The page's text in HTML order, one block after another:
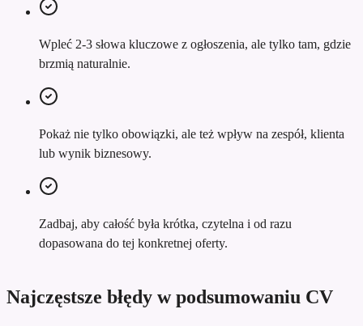
Wpleć 2-3 słowa kluczowe z ogłoszenia, ale tylko tam, gdzie
brzmią naturalnie.
Pokaż nie tylko obowiązki, ale też wpływ na zespół, klienta
lub wynik biznesowy.
Zadbaj, aby całość była krótka, czytelna i od razu
dopasowana do tej konkretnej oferty.
Najczęstsze błędy w podsumowaniu CV